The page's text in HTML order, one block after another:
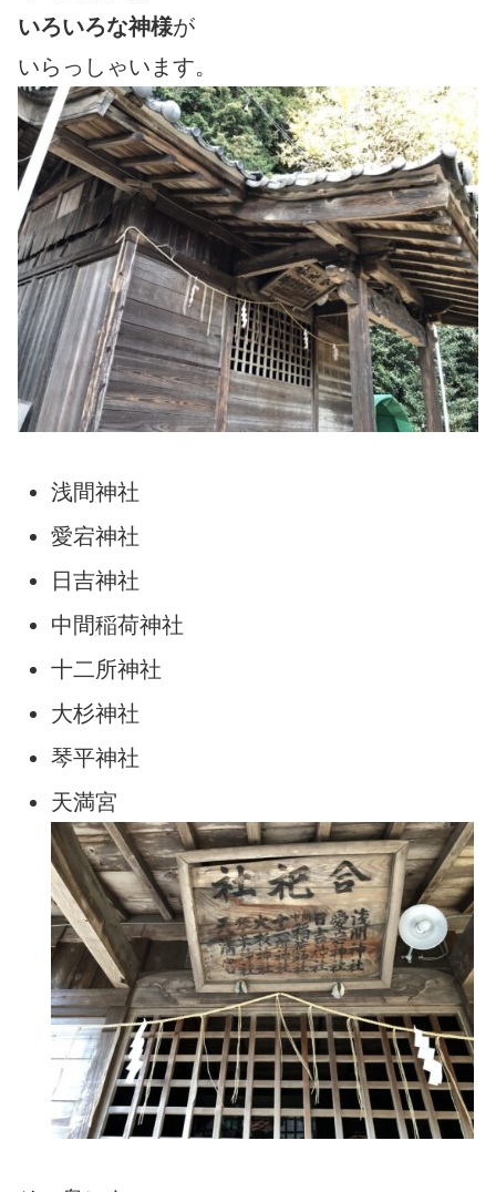
いろいろな神様が
いらっしゃいます。
浅間神社
愛宕神社
日吉神社
中間稲荷神社
十二所神社
大杉神社
琴平神社
天満宮